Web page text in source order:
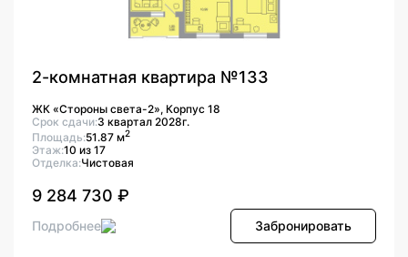
2-комнатная квартира №133
ЖК «Стороны света-2», Корпус 18
Срок сдачи:3 квартал 2028г.
Площадь:51.87 м2
Этаж:10 из 17
Отделка:Чистовая
9 284 730 ₽
Подробнее Забронировать